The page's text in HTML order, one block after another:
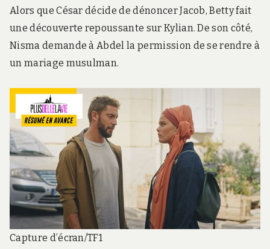
Alors que César décide de dénoncer Jacob, Betty fait
une découverte repoussante sur Kylian. De son côté,
Nisma demande à Abdel la permission de se rendre à
un mariage musulman.
Capture d’écran/TF1